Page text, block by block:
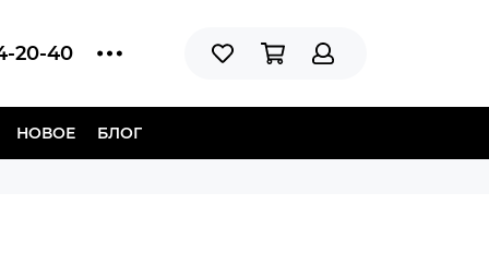
20-40
НОВОЕ БЛОГ